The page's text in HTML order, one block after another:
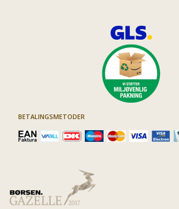
BETALINGSMETODER